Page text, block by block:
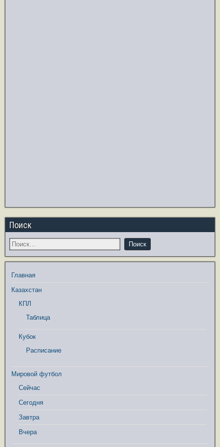
Поиск
Главная
Казахстан
КПЛ
Таблица
Кубок
Расписание
Мировой футбол
Сейчас
Сегодня
Завтра
Вчера